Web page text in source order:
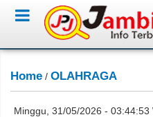
Home / OLAHRAGA
Minggu, 31/05/2026 - 03:44:53